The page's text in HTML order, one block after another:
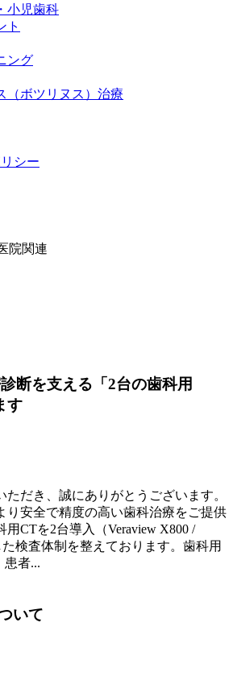
小児歯科
ト
ング
（ボツリヌス）治療
シー
院関連
断を支える「2台の歯科用
す
ただき、誠にありがとうございます。
り安全で精度の高い歯科治療をご提供
CTを2台導入（Veraview X800 /
た検査体制を整えております。歯科用
患者...
いて